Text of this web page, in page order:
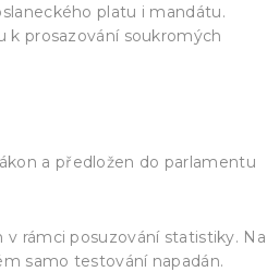
platu i mandátu.
k prosazování soukromých
a předložen do parlamentu
rámci posuzování statistiky. Na
samo testování napadán.